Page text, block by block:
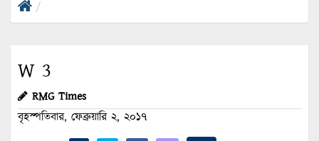
W 3
RMG Times
বৃহস্পতিবার, ফেব্রুয়ারি ২, ২০১৭